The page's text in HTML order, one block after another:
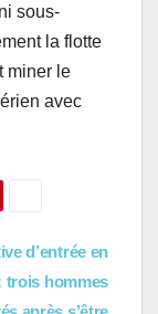
sous-
la flotte
miner le
avec
d’entrée en
trois hommes